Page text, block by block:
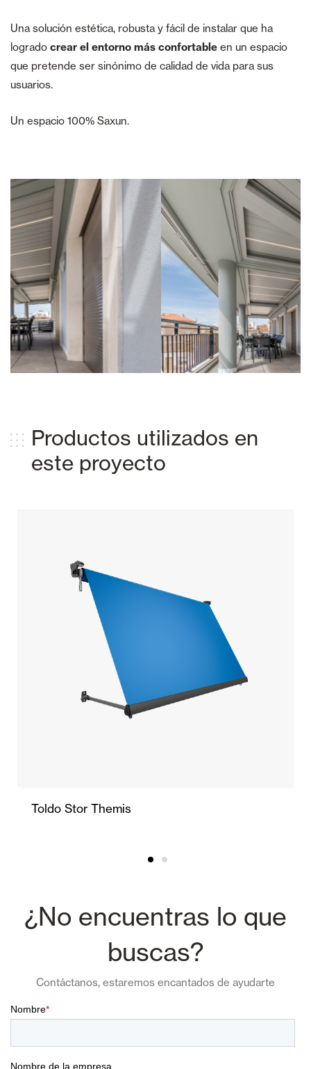
Una solución estética, robusta y fácil de instalar que ha
logrado crear el entorno más confortable en un espacio
que pretende ser sinónimo de calidad de vida para sus
usuarios.
Un espacio 100% Saxun.
Productos utilizados en
este proyecto
Toldo Stor Themis
¿No encuentras lo que
buscas?
Contáctanos, estaremos encantados de ayudarte